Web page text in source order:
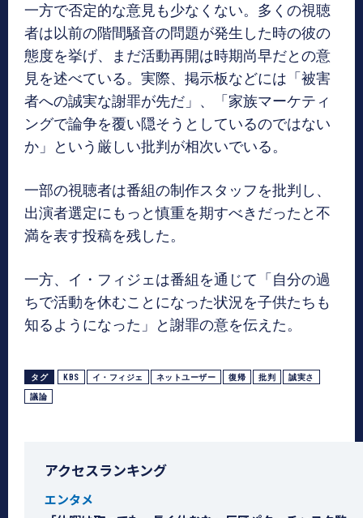
一方で否定的な意見も少なくない。多くの視聴
者は以前の階間騒音の問題が発生した時の彼の
態度を挙げ、まだ活動再開は時期尚早だとの意
見を述べている。実際、掲示板などには「被害
者への誠実な謝罪が先だ」、「家族マーケティ
ングで論争を覆い隠そうとしているのではない
か」という厳しい批判が相次いでいる。
一部の視聴者は番組の制作スタッフを批判し、
出演者選定にもっと慎重を期すべきだったと不
満を表す投稿を残した。
一方、イ・フィジェは番組を通じて「自分の過
ちで活動を休むことになった状況を子供たちも
知るようになった」と謝罪の意を伝えた。
タグ KBS イ・フィジェ ネットユーザー 復帰 批判 誠実さ
議論
アクセスランキング
エンタメ